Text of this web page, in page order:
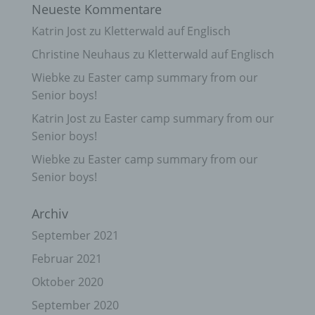
Neueste Kommentare
Katrin Jost zu Kletterwald auf Englisch
Christine Neuhaus zu Kletterwald auf Englisch
Wiebke zu Easter camp summary from our
Senior boys!
Katrin Jost zu Easter camp summary from our
Senior boys!
Wiebke zu Easter camp summary from our
Senior boys!
Archiv
September 2021
Februar 2021
Oktober 2020
September 2020